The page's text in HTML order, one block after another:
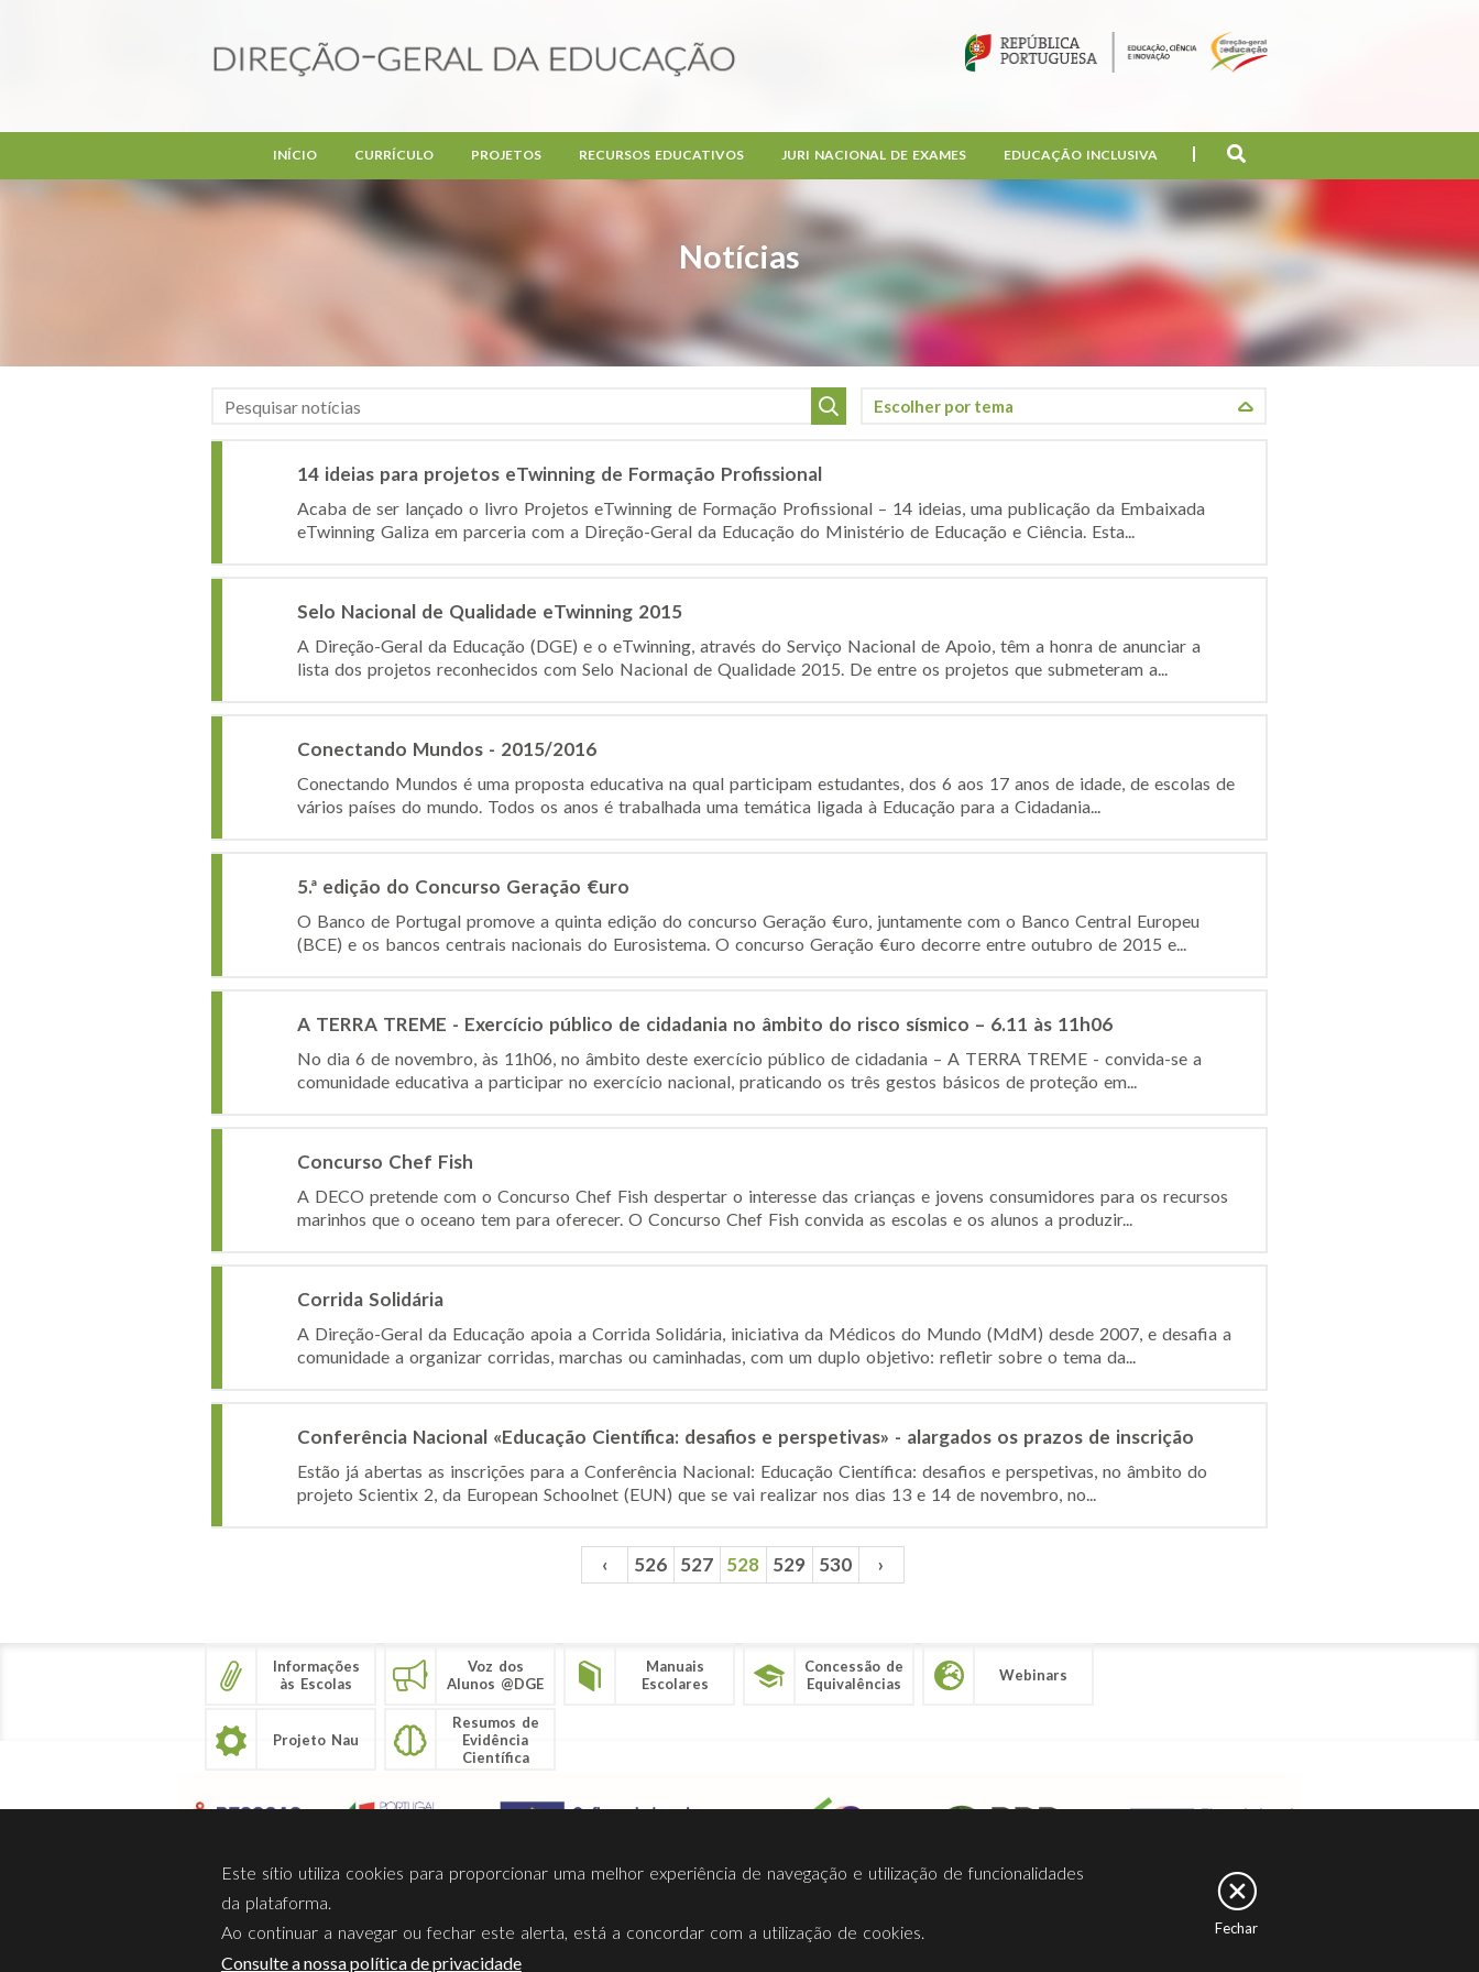
Notícias
INÍCIO CURRÍCULO PROJETOS RECURSOS EDUCATIVOS JURI NACIONAL DE EXAMES EDUCAÇÃO INCLUSIVA
14 ideias para projetos eTwinning de Formação Profissional
Acaba de ser lançado o livro Projetos eTwinning de Formação Profissional – 14 ideias, uma publicação da Embaixada
eTwinning Galiza em parceria com a Direção-Geral da Educação do Ministério de Educação e Ciência. Esta...
Selo Nacional de Qualidade eTwinning 2015
A Direção-Geral da Educação (DGE) e o eTwinning, através do Serviço Nacional de Apoio, têm a honra de anunciar a
lista dos projetos reconhecidos com Selo Nacional de Qualidade 2015. De entre os projetos que submeteram a...
Conectando Mundos - 2015/2016
Conectando Mundos é uma proposta educativa na qual participam estudantes, dos 6 aos 17 anos de idade, de escolas de
vários países do mundo. Todos os anos é trabalhada uma temática ligada à Educação para a Cidadania...
5.ª edição do Concurso Geração €uro
O Banco de Portugal promove a quinta edição do concurso Geração €uro, juntamente com o Banco Central Europeu
(BCE) e os bancos centrais nacionais do Eurosistema. O concurso Geração €uro decorre entre outubro de 2015 e...
A TERRA TREME - Exercício público de cidadania no âmbito do risco sísmico – 6.11 às 11h06
No dia 6 de novembro, às 11h06, no âmbito deste exercício público de cidadania – A TERRA TREME - convida-se a
comunidade educativa a participar no exercício nacional, praticando os três gestos básicos de proteção em...
Concurso Chef Fish
A DECO pretende com o Concurso Chef Fish despertar o interesse das crianças e jovens consumidores para os recursos
marinhos que o oceano tem para oferecer. O Concurso Chef Fish convida as escolas e os alunos a produzir...
Corrida Solidária
A Direção-Geral da Educação apoia a Corrida Solidária, iniciativa da Médicos do Mundo (MdM) desde 2007, e desafia a
comunidade a organizar corridas, marchas ou caminhadas, com um duplo objetivo: refletir sobre o tema da...
Conferência Nacional «Educação Científica: desafios e perspetivas» - alargados os prazos de inscrição
Estão já abertas as inscrições para a Conferência Nacional: Educação Científica: desafios e perspetivas, no âmbito do
projeto Scientix 2, da European Schoolnet (EUN) que se vai realizar nos dias 13 e 14 de novembro, no...
‹ 526 527 528 529 530 ›
Informações
às Escolas
Voz dos
Alunos @DGE
Manuais
Escolares
Concessão de
Equivalências
Webinars
Projeto Nau
Resumos de
Evidência
Científica
Sobre Nós Privacidade Termos Utilização Contactos Ligações Facebook
Este sítio utiliza cookies para proporcionar uma melhor experiência de navegação e utilização de funcionalidades
da plataforma.
Ao continuar a navegar ou fechar este alerta, está a concordar com a utilização de cookies.
Consulte a nossa política de privacidade
Fechar